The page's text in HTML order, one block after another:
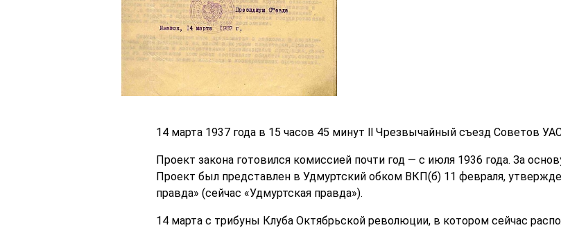
14 марта 1937 года в 15 часов 45 минут ll Чрезвычайный съезд Советов
Проект закона готовился комиссией почти год — с июля 1936 года. За
Проект был представлен в Удмуртский обком ВКП(б) 11 февраля,
правда» (сейчас «Удмуртская правда»).
14 марта с трибуны Клуба Октябрьской революции, в котором сейчас